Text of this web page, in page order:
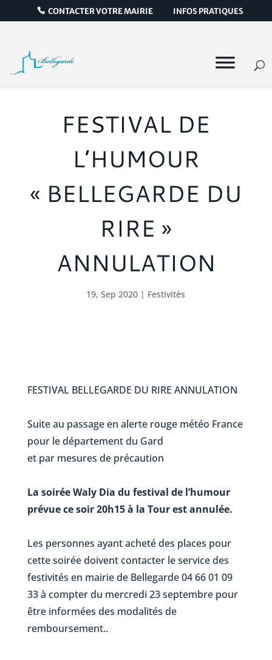
CONTACTER VOTRE MAIRIE INFOS PRATIQUES
FESTIVAL DE
L’HUMOUR
« BELLEGARDE DU
RIRE »
ANNULATION
19, Sep 2020 | Festivités
FESTIVAL BELLEGARDE DU RIRE ANNULATION
Suite au passage en alerte rouge météo France
pour le département du Gard
et par mesures de précaution
La soirée Waly Dia du festival de l’humour
prévue ce soir 20h15 à la Tour est annulée.
Les personnes ayant acheté des places pour
cette soirée doivent contacter le service des
festivités en mairie de Bellegarde 04 66 01 09
33 à compter du mercredi 23 septembre pour
être informées des modalités de
remboursement..